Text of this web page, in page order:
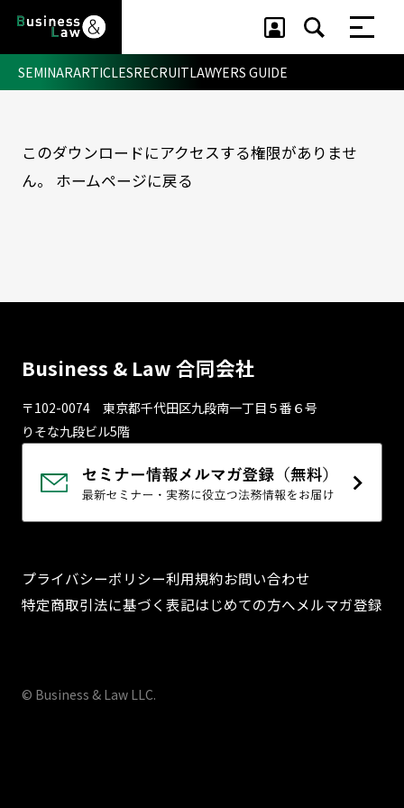
セミナー ・ 記事
セミナー
SEMINARARTICLESRECRUITLAWYERS GUIDE
このダウンロードにアクセスする権限がありませ
ん。 ホームページに戻る
Business & Law 合同会社
〒102-0074 東京都千代⽥区九段南⼀丁⽬５番６号
りそな九段ビル5階
プライバシーポリシー利用規約お問い合わせ
特定商取引法に基づく表記はじめての方へメルマガ登録
© Business & Law LLC.